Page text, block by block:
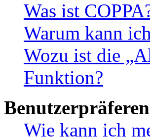
Was ist
Warum kann
Wozu ist die
Funktion?
Wie kann ich